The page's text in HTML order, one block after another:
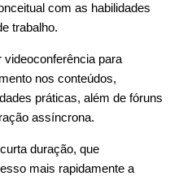
com as habilidades
trabalho.
para
nos conteúdos,
práticas, além de fóruns
assíncrona.
duração, que
mais rapidamente a